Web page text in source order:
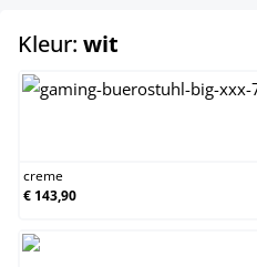
Kleur: wit
creme
€ 143,90